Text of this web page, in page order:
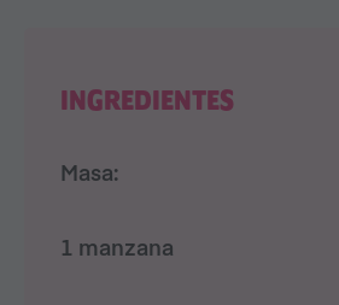
INGREDIENTES
Masa:
1 manzana